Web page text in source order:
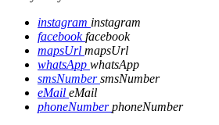
instagram instagram
facebookfacebook
mapsUrl mapsUrl
whatsApp whatsApp
smsNumbersmsNumber
eMail eMail
phoneNumberphoneNumber